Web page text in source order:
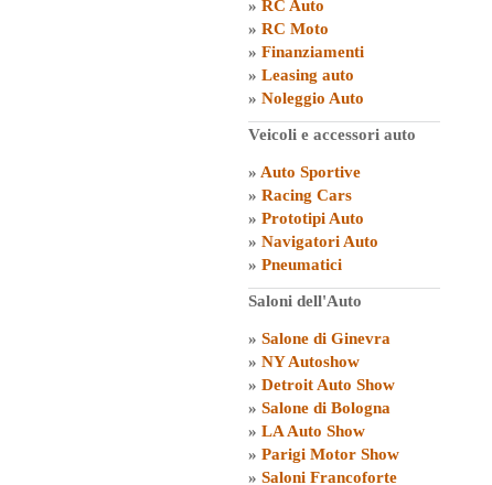
» RC Auto
» RC Moto
» Finanziamenti
» Leasing auto
» Noleggio Auto
Veicoli e accessori auto
» Auto Sportive
» Racing Cars
» Prototipi Auto
» Navigatori Auto
» Pneumatici
Saloni dell'Auto
» Salone di Ginevra
» NY Autoshow
» Detroit Auto Show
» Salone di Bologna
» LA Auto Show
» Parigi Motor Show
» Saloni Francoforte